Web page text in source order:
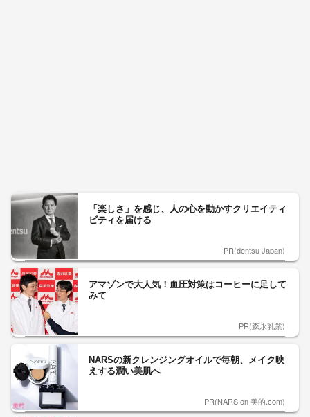
「楽しさ」を感じ、人の心を動かすクリエイティ
ビティを届ける
PR(dentsu Japan)
アマゾンで大人気！血圧対策はコーヒーに足して
みて
PR(森永乳業)
NARSの新クレンジングオイルで毎朝、メイク映
えする潤い美肌へ
PR(NARS on 美的.com)